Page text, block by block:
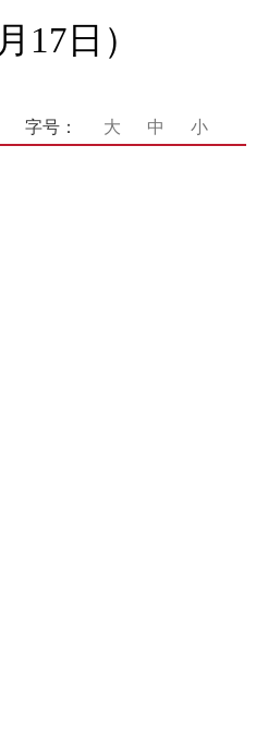
17日）
字号： 大 中 小